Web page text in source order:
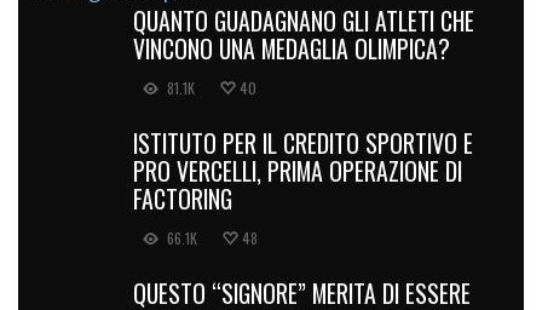
QUANTO GUADAGNANO GLI ATLETI CHE
VINCONO UNA MEDAGLIA OLIMPICA?
81.1K 40
ISTITUTO PER IL CREDITO SPORTIVO E
PRO VERCELLI, PRIMA OPERAZIONE DI
FACTORING
66.1K 48
QUESTO “SIGNORE” MERITA DI ESSERE